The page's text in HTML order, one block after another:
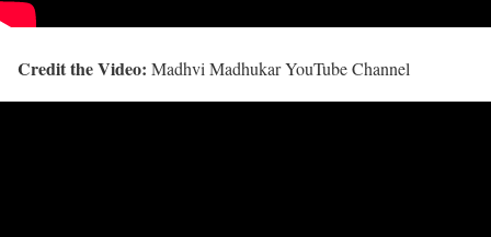
Credit the Video: Madhvi Madhukar YouTube Channel